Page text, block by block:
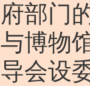
府部门
与博物
导会设